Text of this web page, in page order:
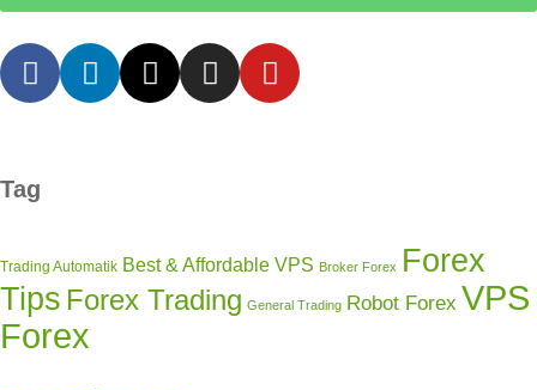
Tag
Trading Automatik Best & Affordable VPS Broker Forex Forex
Tips Forex Trading General Trading Robot Forex VPS
Forex